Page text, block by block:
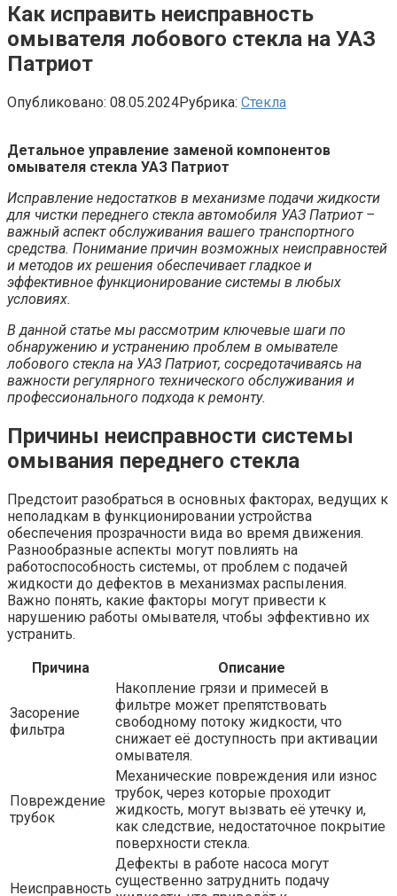
Как исправить неисправность
омывателя лобового стекла на УАЗ
Патриот
Опубликовано: 08.05.2024Рубрика: Стекла
Детальное управление заменой компонентов
омывателя стекла УАЗ Патриот
Исправление недостатков в механизме подачи жидкости
для чистки переднего стекла автомобиля УАЗ Патриот –
важный аспект обслуживания вашего транспортного
средства. Понимание причин возможных неисправностей
и методов их решения обеспечивает гладкое и
эффективное функционирование системы в любых
условиях.
В данной статье мы рассмотрим ключевые шаги по
обнаружению и устранению проблем в омывателе
лобового стекла на УАЗ Патриот, сосредотачиваясь на
важности регулярного технического обслуживания и
профессионального подхода к ремонту.
Причины неисправности системы
омывания переднего стекла
Предстоит разобраться в основных факторах, ведущих к
неполадкам в функционировании устройства
обеспечения прозрачности вида во время движения.
Разнообразные аспекты могут повлиять на
работоспособность системы, от проблем с подачей
жидкости до дефектов в механизмах распыления.
Важно понять, какие факторы могут привести к
нарушению работы омывателя, чтобы эффективно их
устранить.
Причина
Описание
Засорение
фильтра
Накопление грязи и примесей в
фильтре может препятствовать
свободному потоку жидкости, что
снижает её доступность при активации
омывателя.
Повреждение
трубок
Механические повреждения или износ
трубок, через которые проходит
жидкость, могут вызвать её утечку и,
как следствие, недостаточное покрытие
поверхности стекла.
Неисправность
Дефекты в работе насоса могут
существенно затруднить подачу